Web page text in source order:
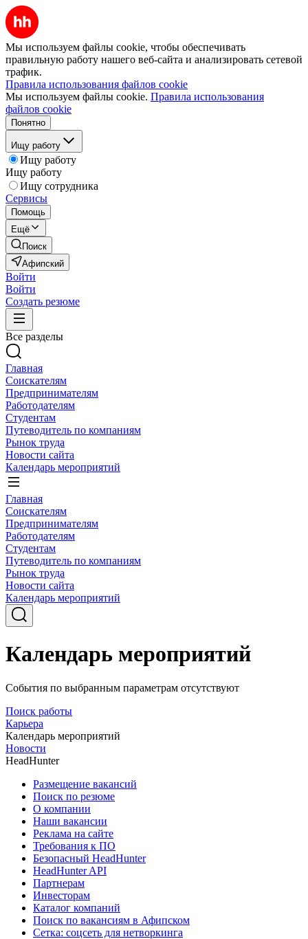
Мы используем файлы cookie, чтобы обеспечивать
правильную работу нашего веб-сайта и анализировать сетевой
трафик.
Правила использования файлов cookie
Мы используем файлы cookie. Правила использования
файлов cookie
Понятно
Ищу работу
Ищу работу
Ищу работу
Ищу сотрудника
Сервисы
Помощь
Ещё
Поиск
Афипский
Войти
Войти
Создать резюме
Все разделы
Главная
Соискателям
Предпринимателям
Работодателям
Студентам
Путеводитель по компаниям
Рынок труда
Новости сайта
Календарь мероприятий
Главная
Соискателям
Предпринимателям
Работодателям
Студентам
Путеводитель по компаниям
Рынок труда
Новости сайта
Календарь мероприятий
Календарь мероприятий
События по выбранным параметрам отсутствуют
Поиск работы
Карьера
Календарь мероприятий
Новости
HeadHunter
Размещение вакансий
Поиск по резюме
О компании
Наши вакансии
Реклама на сайте
Требования к ПО
Безопасный HeadHunter
HeadHunter API
Партнерам
Инвесторам
Каталог компаний
Поиск по вакансиям в Афипском
Сетка: соцсеть для нетворкинга